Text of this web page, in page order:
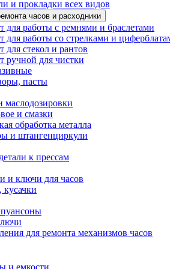
и прокладки всех видов
часов и расходники
для работы с ремнями и браслетами
для работы со стрелками и
для стекол и рантов
ручной для чистки
пасты
маслодозировки
и смазки
обработка металла
и штангенциркули
к прессам
и ключи для часов
для ремонта механизмов часов
и емкости